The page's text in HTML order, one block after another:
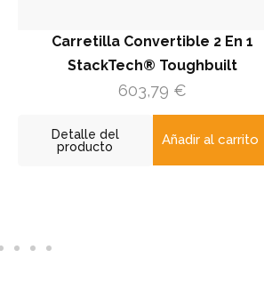
Convertible 2 En 1
StackTech® Toughbuilt
€
del
Añadir al carrito